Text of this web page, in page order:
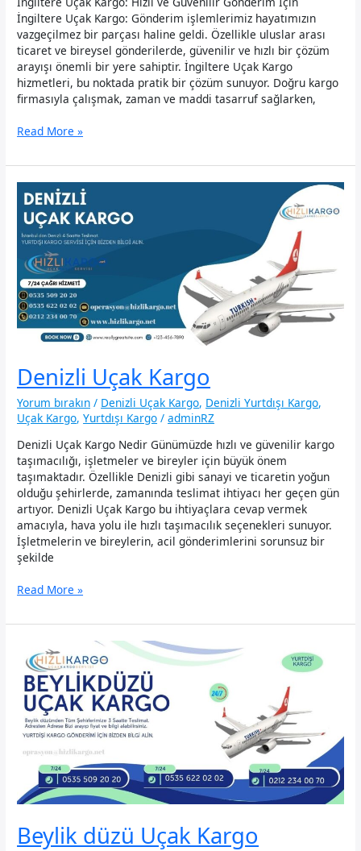
İngiltere Uçak Kargo: Gönderim işlemlerimiz hayatımızın
vazgeçilmez bir parçası haline geldi. Özellikle uluslar arası
ticaret ve bireysel gönderilerde, güvenilir ve hızlı bir çözüm
arayışı önemli bir yere sahiptir. İngiltere Uçak Kargo
hizmetleri, bu noktada pratik bir çözüm sunuyor. Doğru kargo
firmasıyla çalışmak, zaman ve maddi tasarruf sağlarken,
İngiltere
Kargo
Read More »
Denizli Uçak Kargo
Yorum bırakın / Denizli Uçak Kargo, Denizli Yurtdışı Kargo,
Uçak Kargo,Yurtdışı Kargo /adminRZ
Denizli Uçak Kargo Nedir Günümüzde hızlı ve güvenilir kargo
taşımacılığı, işletmeler ve bireyler için büyük önem
taşımaktadır. Özellikle Denizli gibi sanayi ve ticaretin yoğun
olduğu şehirlerde, zamanında teslimat ihtiyacı her geçen gün
artıyor. Denizli Uçak Kargo bu ihtiyaçlara cevap vermek
amacıyla, hava yolu ile hızlı taşımacılık seçenekleri sunuyor.
İşletmelerin ve bireylerin, acil gönderimlerini sorunsuz bir
şekilde
Denizli
Kargo
Read More »
Beylik düzü Uçak Kargo